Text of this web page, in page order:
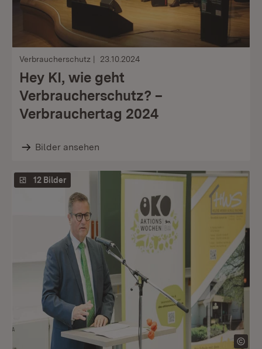
Verbraucherschutz 23.10.2024
Hey KI, wie geht
Verbraucherschutz? –
Verbrauchertag 2024
Bilder ansehen
12 Bilder